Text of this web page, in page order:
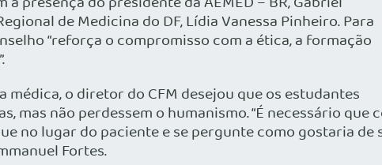
de Medicina do DF, Lídia Vanessa Pinheiro. Para
“reforça o compromisso com a ética, a formação
médica, o diretor do CFM desejou que os estudantes
mas não perdessem o humanismo. “É necessário
no lugar do paciente e se pergunte como gostaria
Fortes.